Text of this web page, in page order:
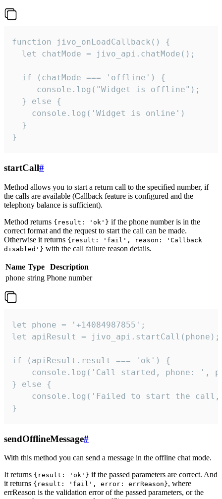
function jivo_onLoadCallback() {
  let chatMode = jivo_api.chatMode();
  if (chatMode === 'offline') {
     console.log("Widget is offline");
  } else {
    console.log('Widget is online')
  }
}
startCall#
Method allows you to start a return call to the specified number, if
the calls are available (Callback feature is configured and the
telephony balance is sufficient).
Method returns {result: 'ok'} if the phone number is in the
correct format and the request to start the call can be made.
Otherwise it returns {result: 'fail', reason: 'Callback
disabled'} with the call failure reason details.
Name Type
Description
phone string Phone number
let phone = '+14084987855';
let apiResult = jivo_api.startCall(phone);
if (apiResult.result === 'ok') {
console.log('Call started, phone: ',
} else {
console.log('Failed to start the
}
sendOfflineMessage#
With this method you can send a message in the offline chat mode.
It returns {result: 'ok'} if the passed parameters are correct. And
it returns {result: 'fail', error: errReason}, where
errReason is the validation error of the passed parameters, or the